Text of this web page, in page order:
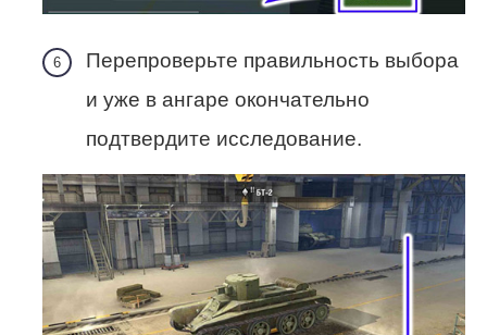
Перепроверьте правильность выбора
и уже в ангаре окончательно
подтвердите исследование.